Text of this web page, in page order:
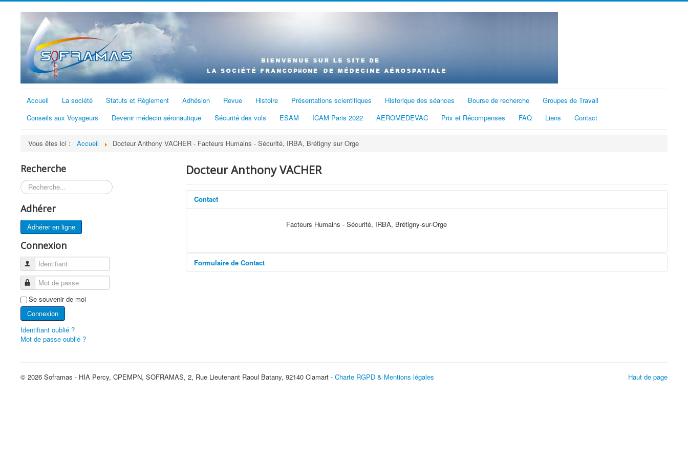
Accueil La société Statuts et Règlement Adhésion Revue Histoire Présentations scientifiques Historique des séances Bourse de recherche
Groupes de Travail
Conseils aux Voyageurs
Devenir médecin aéronautique Sécurité des vols ESAM ICAM Paris 2022 AEROMEDEVAC Prix et Récompenses FAQ Liens Contact
Vous êtes ici : Accueil Docteur Anthony VACHER - Facteurs Humains - Sécurité, IRBA, Brétigny sur Orge
Recherche
Rechercher
Adhérer
Adhérer en ligne
Connexion
Identifiant
Mot de passe
Se souvenir de moi
Connexion
Identifiant oublié ?
Mot de passe oublié ?
Docteur Anthony VACHER
Contact
Facteurs Humains - Sécurité, IRBA, Brétigny-sur-Orge
Formulaire de Contact
E-mail* Haut de page
© 2026 Soframas - HIA Percy, CPEMPN, SOFRAMAS, 2, Rue Lieutenant Raoul Batany, 92140 Clamart - Charte RGPD & Mentions légales